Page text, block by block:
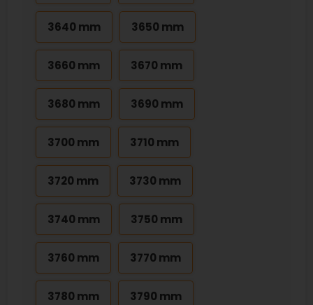
3640 mm 3650 mm
3660 mm 3670 mm
3680 mm 3690 mm
3700 mm 3710 mm
3720 mm 3730 mm
3740 mm 3750 mm
3760 mm 3770 mm
3780 mm 3790 mm